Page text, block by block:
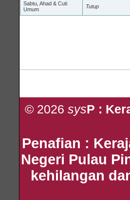
Sabtu, Ahad & Cuti
Umum
Tutup
© 2026 sysP :
Penafian :
Negeri Pulau
kehilangan